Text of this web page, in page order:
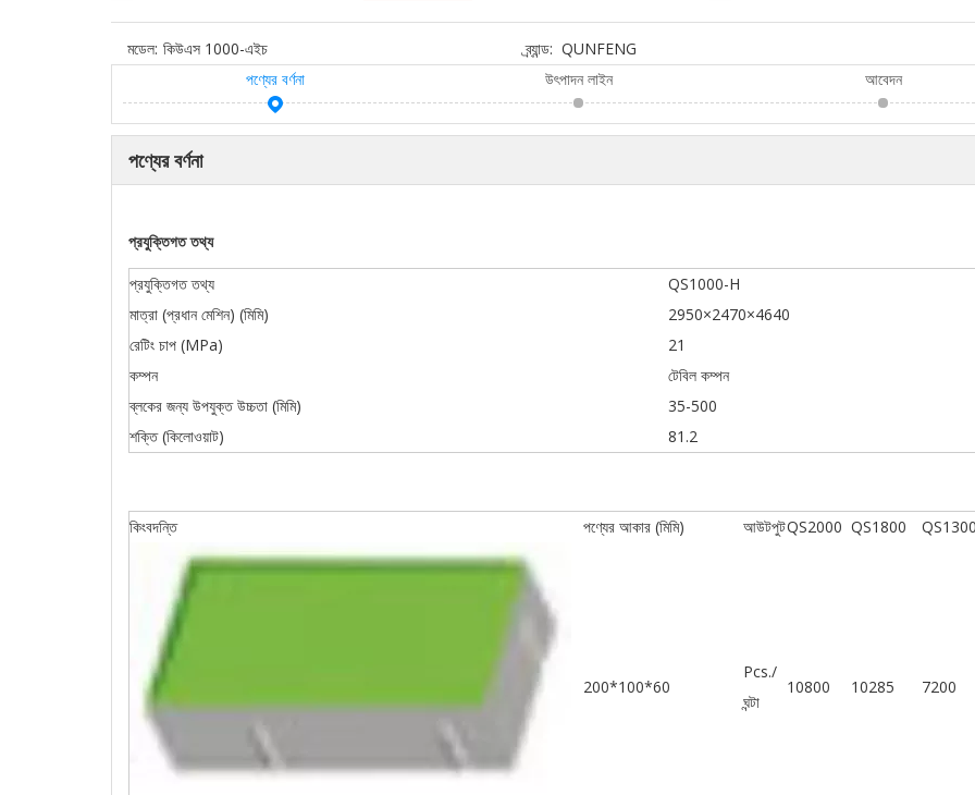
মডেল: কিউএস 1000-এইচ ব্র্যান্ড: QUNFENG
পণ্যের বর্ণনা
উৎপাদন লাইন আবেদন
পণ্যের বর্ণনা
প্রযুক্তিগত তথ্য
প্রযুক্তিগত তথ্য
QS1000-H
মাত্রা (প্রধান মেশিন) (মিমি)
2950×2470×4640
রেটিং চাপ (MPa)
21
কম্পন
টেবিল কম্পন
ব্লকের জন্য উপযুক্ত উচ্চতা (মিমি)
35-500
শক্তি (কিলোওয়াট)
81.2
কিংবদন্তি পণ্যের আকার (মিমি) আউটপুটQS2000 QS1800
200*100*60
Pcs./
ঘন্টা
10800 10285 7200